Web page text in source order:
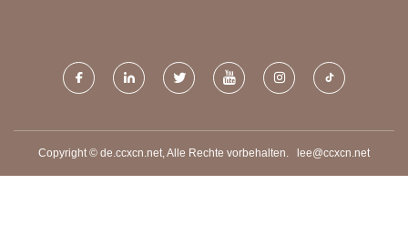
Copyright © de.ccxcn.net, Alle Rechte vorbehalten. lee@ccxcn.net